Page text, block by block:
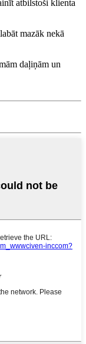
atbilstoši klienta
mazāk nekā
daļiņām un